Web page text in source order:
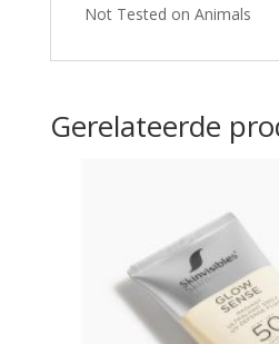
Not Tested on Animals
Gerelateerde